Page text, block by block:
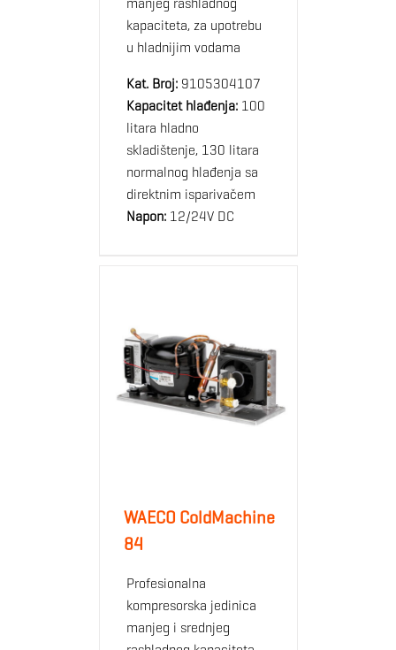
kapaciteta, za upotrebu
u hladnijim vodama
Kat. Broj:9105304107
Kapacitet hlađenja:100
litara hladno
skladištenje, 130 litara
normalnog hlađenja sa
direktnim isparivačem
Napon:12/24V DC
WAECO ColdMachine
84
Profesionalna
kompresorska jedinica
manjeg i srednjeg